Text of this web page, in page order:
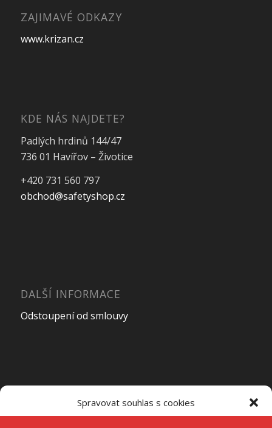
Spravovat souhlas s cookies
ZAJIMAVÉ ODKAZY
www.krizan.cz
KDE NÁS NAJDETE?
Padlých hrdinů 144/47
736 01 Havířov – Životice
+420 731 560 797
obchod@safetyshop.cz
DALŠÍ INFORMACE
Odstoupení od smlouvy
Pondělí – Pátek7:00 – 15:00